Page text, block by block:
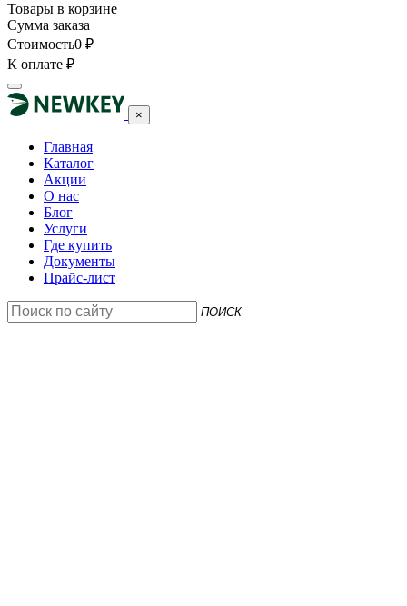
Товары в корзине
Сумма заказа
Стоимость0 ₽
К оплате ₽
×
Главная
Каталог
Акции
О нас
Блог
Услуги
Где купить
Документы
Прайс-лист
ПОИСК